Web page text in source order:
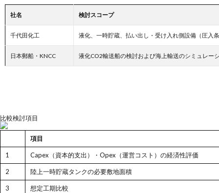
社名 検討スコープ
千代田化工 液化、一時貯蔵、払い出し・受け入れ側設備（圧入
日本郵船・KNCC 液化CO2輸送船の検討および海上輸送のシミュレー
比較検討項目
項目
1 Capex（資本的支出）・Opex（運営コスト）の経済性評価
2 陸上一時貯蔵タンクの必要敷地面積
3 想定工期比較